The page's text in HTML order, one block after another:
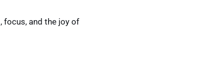
focus, and the joy of